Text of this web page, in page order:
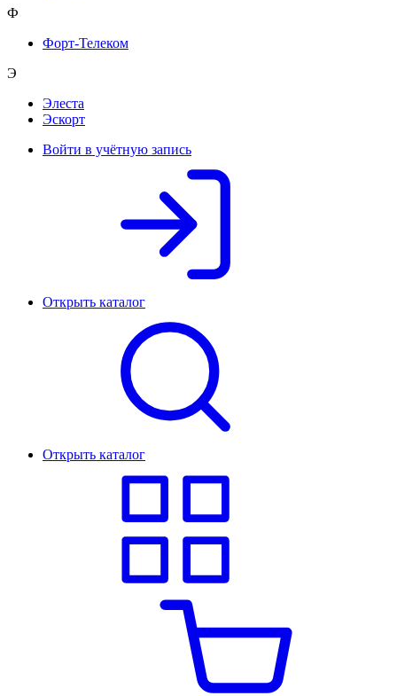
Ф
Форт-Телеком
Э
Элеста
Эскорт
Войти в учётную запись
Открыть каталог
Открыть каталог